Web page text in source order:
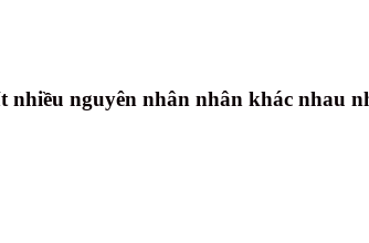
nhiều nguyên nhân nhân khác nhau